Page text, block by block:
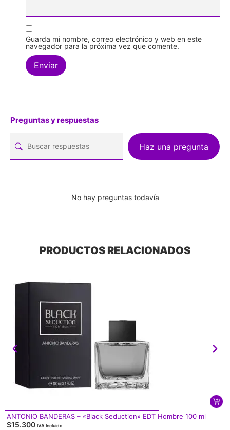
Guarda mi nombre, correo electrónico y web en este
navegador para la próxima vez que comente.
Preguntas y respuestas
Haz una pregunta
No hay preguntas todavía
PRODUCTOS RELACIONADOS
ANTONIO BANDERAS – «Black Seduction» EDT Hombre 100 ml
$15.300 IVA Incluido